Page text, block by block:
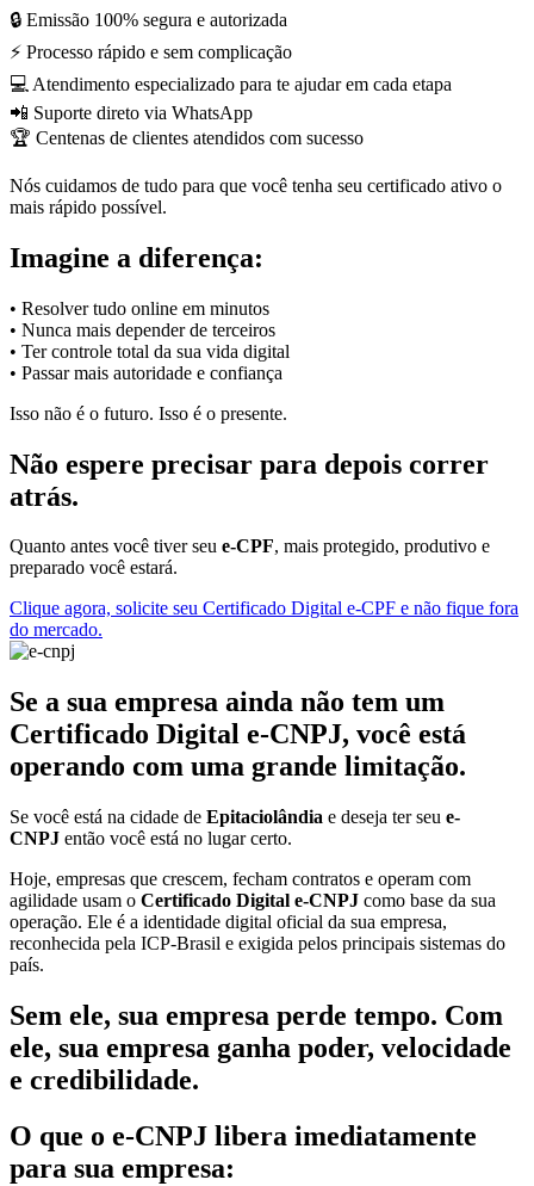
🔒 Emissão 100% segura e autorizada
⚡ Processo rápido e sem complicação
💻 Atendimento especializado para te ajudar em cada etapa
📲 Suporte direto via WhatsApp
🏆 Centenas de clientes atendidos com sucesso
Nós cuidamos de tudo para que você tenha seu certificado ativo o
mais rápido possível.
Imagine a diferença:
• Resolver tudo online em minutos
• Nunca mais depender de terceiros
• Ter controle total da sua vida digital
• Passar mais autoridade e confiança
Isso não é o futuro. Isso é o presente.
Não espere precisar para depois correr
atrás.
Quanto antes você tiver seu e-CPF, mais protegido, produtivo e
preparado você estará.
Clique agora, solicite seu Certificado Digital e-CPF e não fique fora
do mercado.
Se a sua empresa ainda não tem um
Certificado Digital e-CNPJ, você está
operando com uma grande limitação.
Se você está na cidade de Epitaciolândia e deseja ter seu e-
CNPJ então você está no lugar certo.
Hoje, empresas que crescem, fecham contratos e operam com
agilidade usam o Certificado Digital e-CNPJ como base da sua
operação. Ele é a identidade digital oficial da sua empresa,
reconhecida pela ICP-Brasil e exigida pelos principais sistemas do
país.
Sem ele, sua empresa perde tempo. Com
ele, sua empresa ganha poder, velocidade
e credibilidade.
O que o e-CNPJ libera imediatamente
para sua empresa: